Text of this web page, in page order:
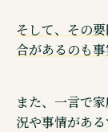
そして、その
合があるのも
また、一言で
況や事情がある